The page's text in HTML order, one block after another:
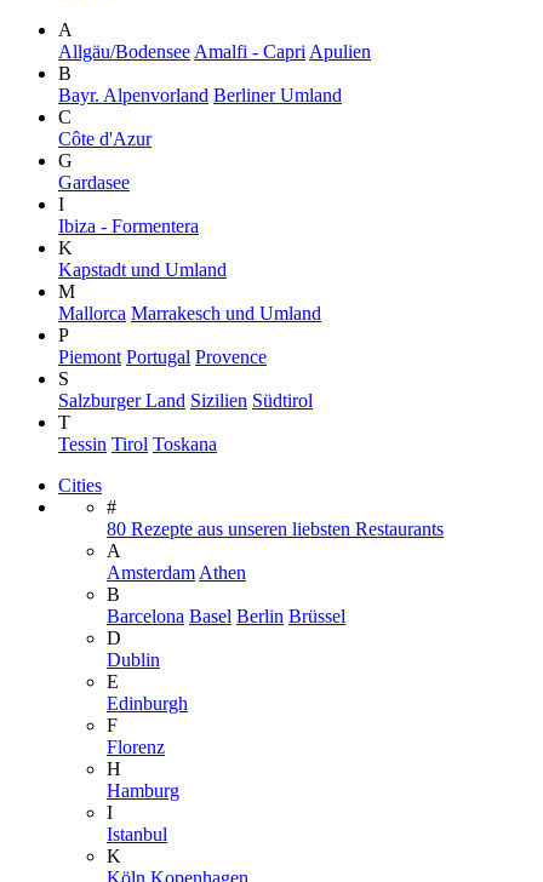
A
Allgäu/Bodensee Amalfi - Capri Apulien
B
Bayr. Alpenvorland Berliner Umland
C
Côte d'Azur
G
Gardasee
I
Ibiza - Formentera
K
Kapstadt und Umland
M
Mallorca Marrakesch und Umland
P
Piemont Portugal Provence
S
Salzburger Land Sizilien Südtirol
T
Tessin Tirol Toskana
Cities
#
80 Rezepte aus unseren liebsten Restaurants
A
Amsterdam Athen
B
Barcelona Basel Berlin Brüssel
D
Dublin
E
Edinburgh
F
Florenz
H
Hamburg
I
Istanbul
K
Köln Kopenhagen